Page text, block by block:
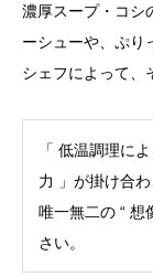
濃厚スープ・コシ
ーシューや、ぷり
シェフによって、
「 低温調理に
力 」が掛け合わ
唯一無二の “ 想
さい。